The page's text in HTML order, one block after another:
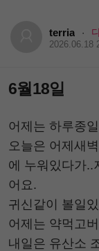
terria ·
2026.06.18
6월18일
어제는 하루종
오늘은 어제새
에 누워있다가..
어요.
귀신같이 볼일
어제는 약먹고
내일은 유산소